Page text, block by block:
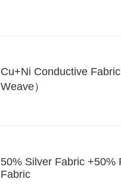
Cu+Ni Conductive
Weave）
50% Silver Fabric +50%
Fabric